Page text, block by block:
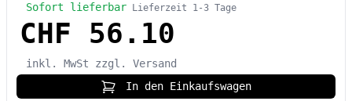
Sofort lieferbar Lieferzeit 1-3 Tage
CHF 56.10
inkl. MwSt
zzgl. Versand
In den Einkaufswagen